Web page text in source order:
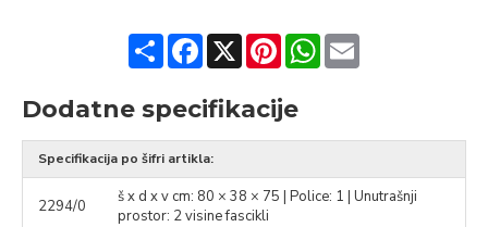
ShareFacebook
X PinterestWhatsApp
Email
Dodatne specifikacije
Specifikacija po šifri artikla:
2294/0
š x d x v cm: 80 × 38 × 75 | Police: 1 | Unutrašnji
prostor: 2 visine fascikli